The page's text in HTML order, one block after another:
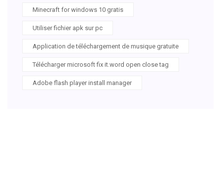
Minecraft for windows 10 gratis
Utiliser fichier apk sur pc
Application de téléchargement de musique gratuite
Télécharger microsoft fix it.word open close tag
Adobe flash player install manager